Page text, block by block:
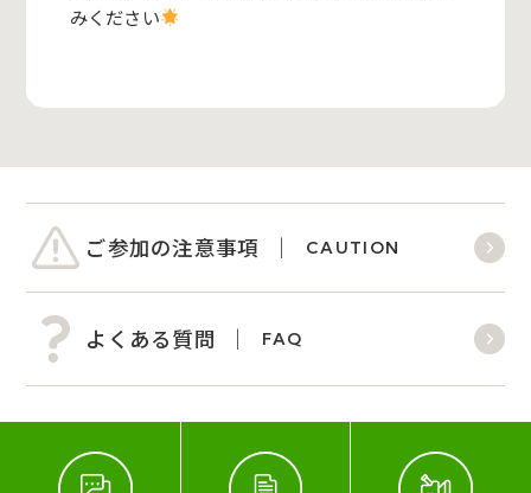
みください
ご参加の注意事項 CAUTION
よくある質問 FAQ